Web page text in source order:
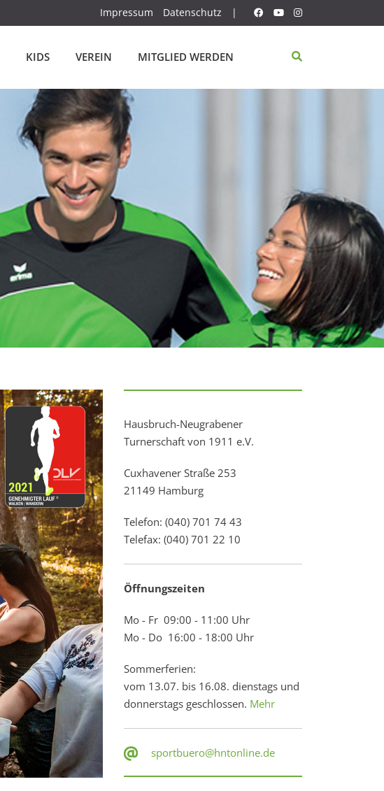
Impressum Datenschutz |
KIDS VEREIN MITGLIED WERDEN
Hausbruch-Neugrabener
Turnerschaft von 1911 e.V.
Cuxhavener Straße 253
21149 Hamburg
Telefon: (040) 701 74 43
Telefax: (040) 701 22 10
Öffnungszeiten
Mo - Fr 09:00 - 11:00 Uhr
Mo - Do 16:00 - 18:00 Uhr
Sommerferien:
vom 13.07. bis 16.08. dienstags und
donnerstags geschlossen. Mehr
sportbuero@hntonline.de